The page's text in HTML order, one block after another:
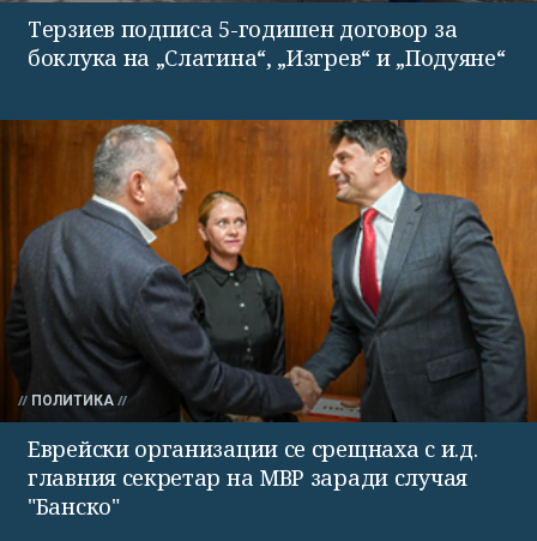
Терзиев подписа 5-годишен договор за
боклука на „Слатина“, „Изгрев“ и „Подуяне“
ПОЛИТИКА
Еврейски организации се срещнаха с и.д.
главния секретар на МВР заради случая
"Банско"